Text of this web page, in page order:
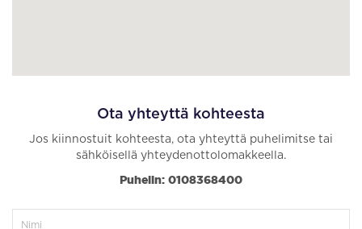
Ota yhteyttä kohteesta
Jos kiinnostuit kohteesta, ota yhteyttä puhelimitse tai
sähköisellä yhteydenottolomakkeella.
Puhelin: 0108368400